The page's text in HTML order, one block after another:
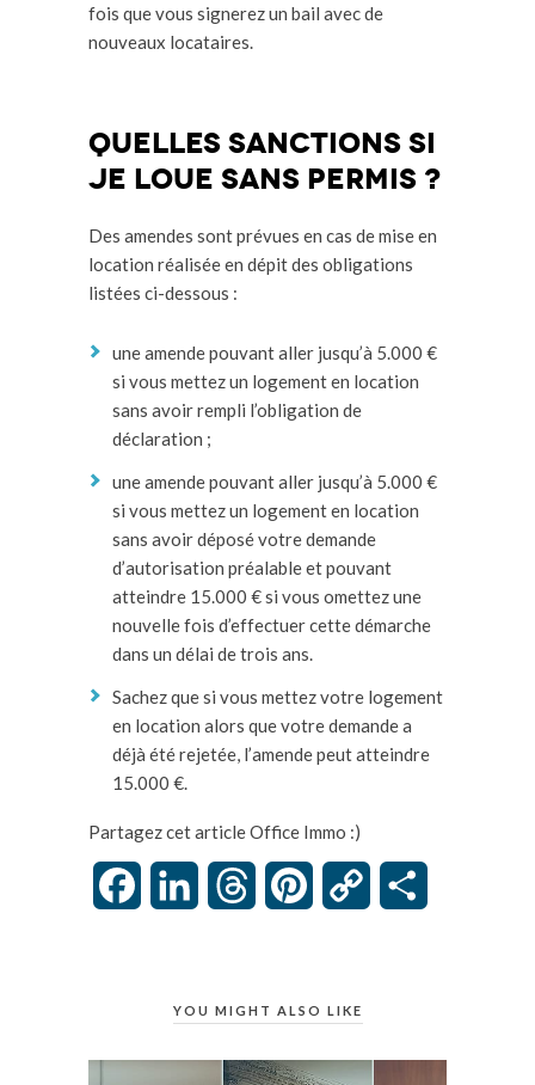
fois que vous signerez un bail avec de
nouveaux locataires.
quelles sanctions si
je loue sans permis ?
Des amendes sont prévues en cas de mise en
location réalisée en dépit des obligations
listées ci-dessous :
une amende pouvant aller jusqu’à 5.000 €
si vous mettez un logement en location
sans avoir rempli l’obligation de
déclaration ;
une amende pouvant aller jusqu’à 5.000 €
si vous mettez un logement en location
sans avoir déposé votre demande
d’autorisation préalable et pouvant
atteindre 15.000 € si vous omettez une
nouvelle fois d’effectuer cette démarche
dans un délai de trois ans.
Sachez que si vous mettez votre logement
en location alors que votre demande a
déjà été rejetée, l’amende peut atteindre
15.000 €.
Partagez cet article Office Immo :)
FacebookLinkedIn Threads Pinterest Copy
YOU MIGHT ALSO LIKE